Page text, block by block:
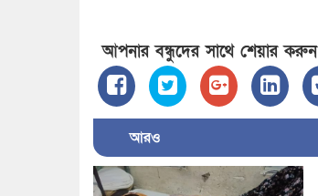
আপনার বন্ধুদের সাথে শেয়ার করুন
আরও